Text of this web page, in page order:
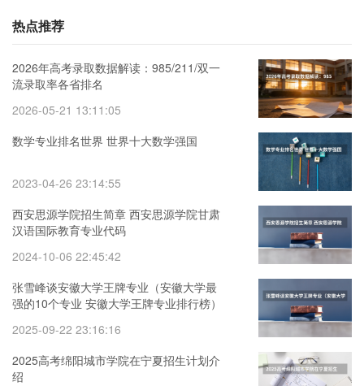
热点推荐
2026年高考录取数据解读：985/211/双一
流录取率各省排名
2026-05-21 13:11:05
数学专业排名世界 世界十大数学强国
2023-04-26 23:14:55
西安思源学院招生简章 西安思源学院甘肃
汉语国际教育专业代码
2024-10-06 22:45:42
张雪峰谈安徽大学王牌专业（安徽大学最
强的10个专业 安徽大学王牌专业排行榜）
2025-09-22 23:16:16
2025高考绵阳城市学院在宁夏招生计划介
绍